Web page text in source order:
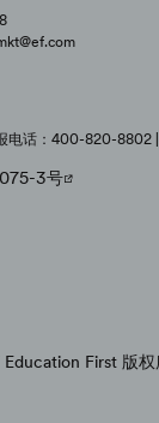
电话：400-820-8802
3号
First 版权